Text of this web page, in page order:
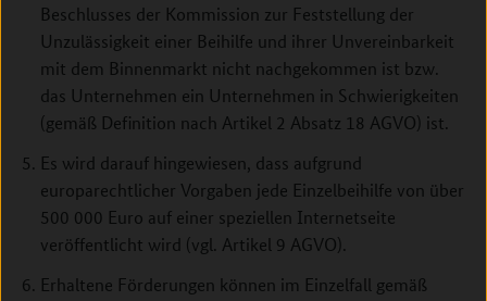
Beschlusses der Kommission zur Feststellung der
Unzulässigkeit einer Beihilfe und ihrer Unvereinbarkeit
mit dem Binnenmarkt nicht nachgekommen ist bzw.
das Unternehmen ein Unternehmen in Schwierigkeiten
(gemäß Definition nach Artikel 2 Absatz 18 AGVO) ist.
Es wird darauf hingewiesen, dass aufgrund
europarechtlicher Vorgaben jede Einzelbeihilfe von über
500 000 Euro auf einer speziellen Internetseite
veröffentlicht wird (vgl. Artikel 9 AGVO).
Erhaltene Förderungen können im Einzelfall gemäß